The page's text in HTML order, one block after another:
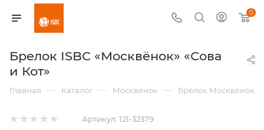
0
Брелок ISBC «Москвёнок» «Сова
и Кот»
Главная — Каталог — Москвёнок — Брелок Москвёнок
Артикул: 121-32379